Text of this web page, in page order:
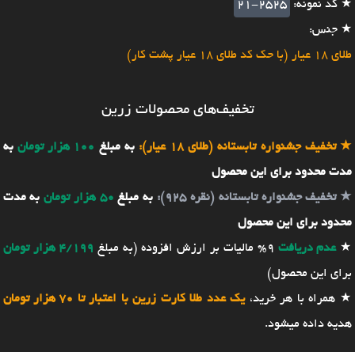
★ کد نمونه: 21-2525
★ جنس:
طلای 18 عیار (با حک کد طلای 18 عیار پشت کار)
تخفیف‌های محصولات زرین
★تخفیف جشنواره تابستانه (طلای 18 عیار): به مبلغ 100 هزار تومان
به
مدت محدود برای این محصول
★تخفیف جشنواره تابستانه (نقره 925): به مبلغ 50 هزار تومان
به مدت
محدود برای این محصول
★عدم دریافت 9% مالیات بر ارزش افزوده (به مبلغ
4/199 هزار تومان
برای این محصول)
★ همراه با هر خرید،یک عدد طلا کارت زرین با اعتبار تا 70 هزار تومان
هدیه داده میشود.